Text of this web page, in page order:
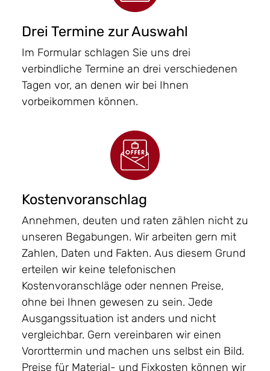
Drei Termine zur Auswahl
Im Formular schlagen Sie uns drei
verbindliche Termine an drei verschiedenen
Tagen vor, an denen wir bei Ihnen
vorbeikommen können.
Kostenvoranschlag
Annehmen, deuten und raten zählen nicht zu
unseren Begabungen. Wir arbeiten gern mit
Zahlen, Daten und Fakten. Aus diesem Grund
erteilen wir keine telefonischen
Kostenvoranschläge oder nennen Preise,
ohne bei Ihnen gewesen zu sein. Jede
Ausgangssituation ist anders und nicht
vergleichbar. Gern vereinbaren wir einen
Vororttermin und machen uns selbst ein Bild.
Preise für Material- und Fixkosten können wir